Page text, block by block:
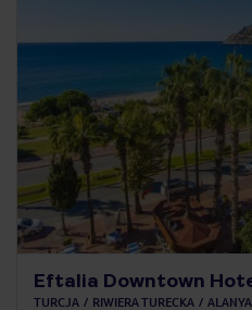
Eftalia Downtown
TURCJA RIWIERA TURECKA ALANYA